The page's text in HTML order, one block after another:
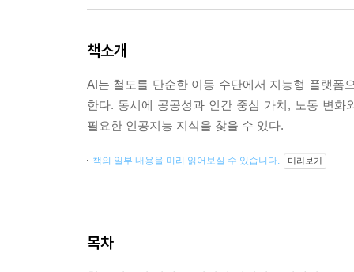
책소개
AI는 철도를 단순한 이동 수단에서 지능형 플랫폼
한다. 동시에 공공성과 인간 중심 가치, 노동 변화
필요한 인공지능 지식을 찾을 수 있다.
책의 일부 내용을 미리 읽어보실 수 있습니다. 미리보기
목차